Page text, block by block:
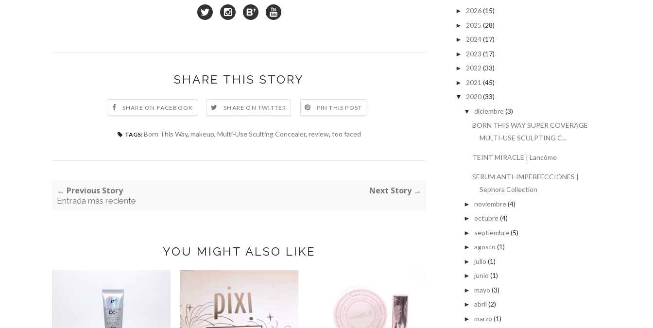
SHARE THIS STORY
SHARE ON FACEBOOK SHARE ON TWITTER PIN THIS POST
TAGS: Born This Way, makeup, Multi-Use Sculting Concealer, review, too faced
← Previous Story
Entrada más reciente
Next Story →
YOU MIGHT ALSO LIKE
► 2026(15)
► 2025 (28)
► 2024(17)
► 2023 (17)
► 2022 (33)
► 2021 (45)
▼ 2020(33)
▼ diciembre(3)
BORN THIS WAY SUPER COVERAGE
MULTI-USE SCULPTING C...
TEINT MIRACLE | Lancôme
SERUM ANTI-IMPERFECCIONES |
Sephora Collection
► noviembre(4)
► octubre(4)
► septiembre(5)
► agosto (1)
► julio (1)
► junio (1)
► mayo (3)
► abril (2)
► marzo (1)